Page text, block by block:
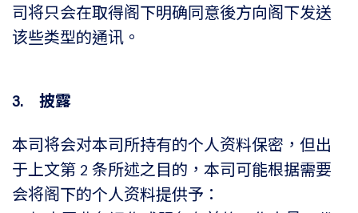
司将只会在取得阁下明确同意後方向阁下发送
该些类型的通讯。
3. 披露
本司将会对本司所持有的个人资料保密，但出
于上文第 2 条所述之目的，本司可能根据需要
会将阁下的个人资料提供予：